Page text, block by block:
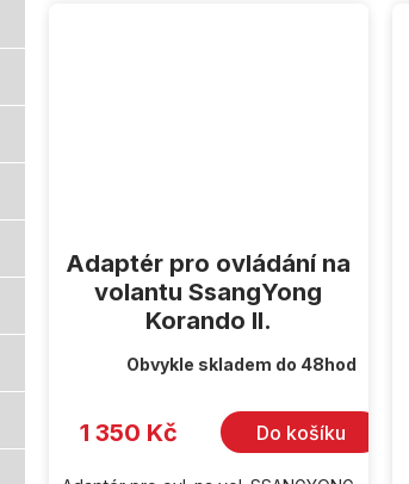
Adaptér pro ovládání na
volantu SsangYong
Korando II.
Obvykle skladem do 48hod
1 350 Kč Do košíku